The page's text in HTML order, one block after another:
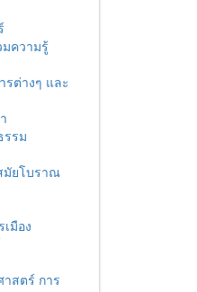
ความรู้
รต่างๆ และ
รรม
มัยโบราณ
มือง
สตร์ การ